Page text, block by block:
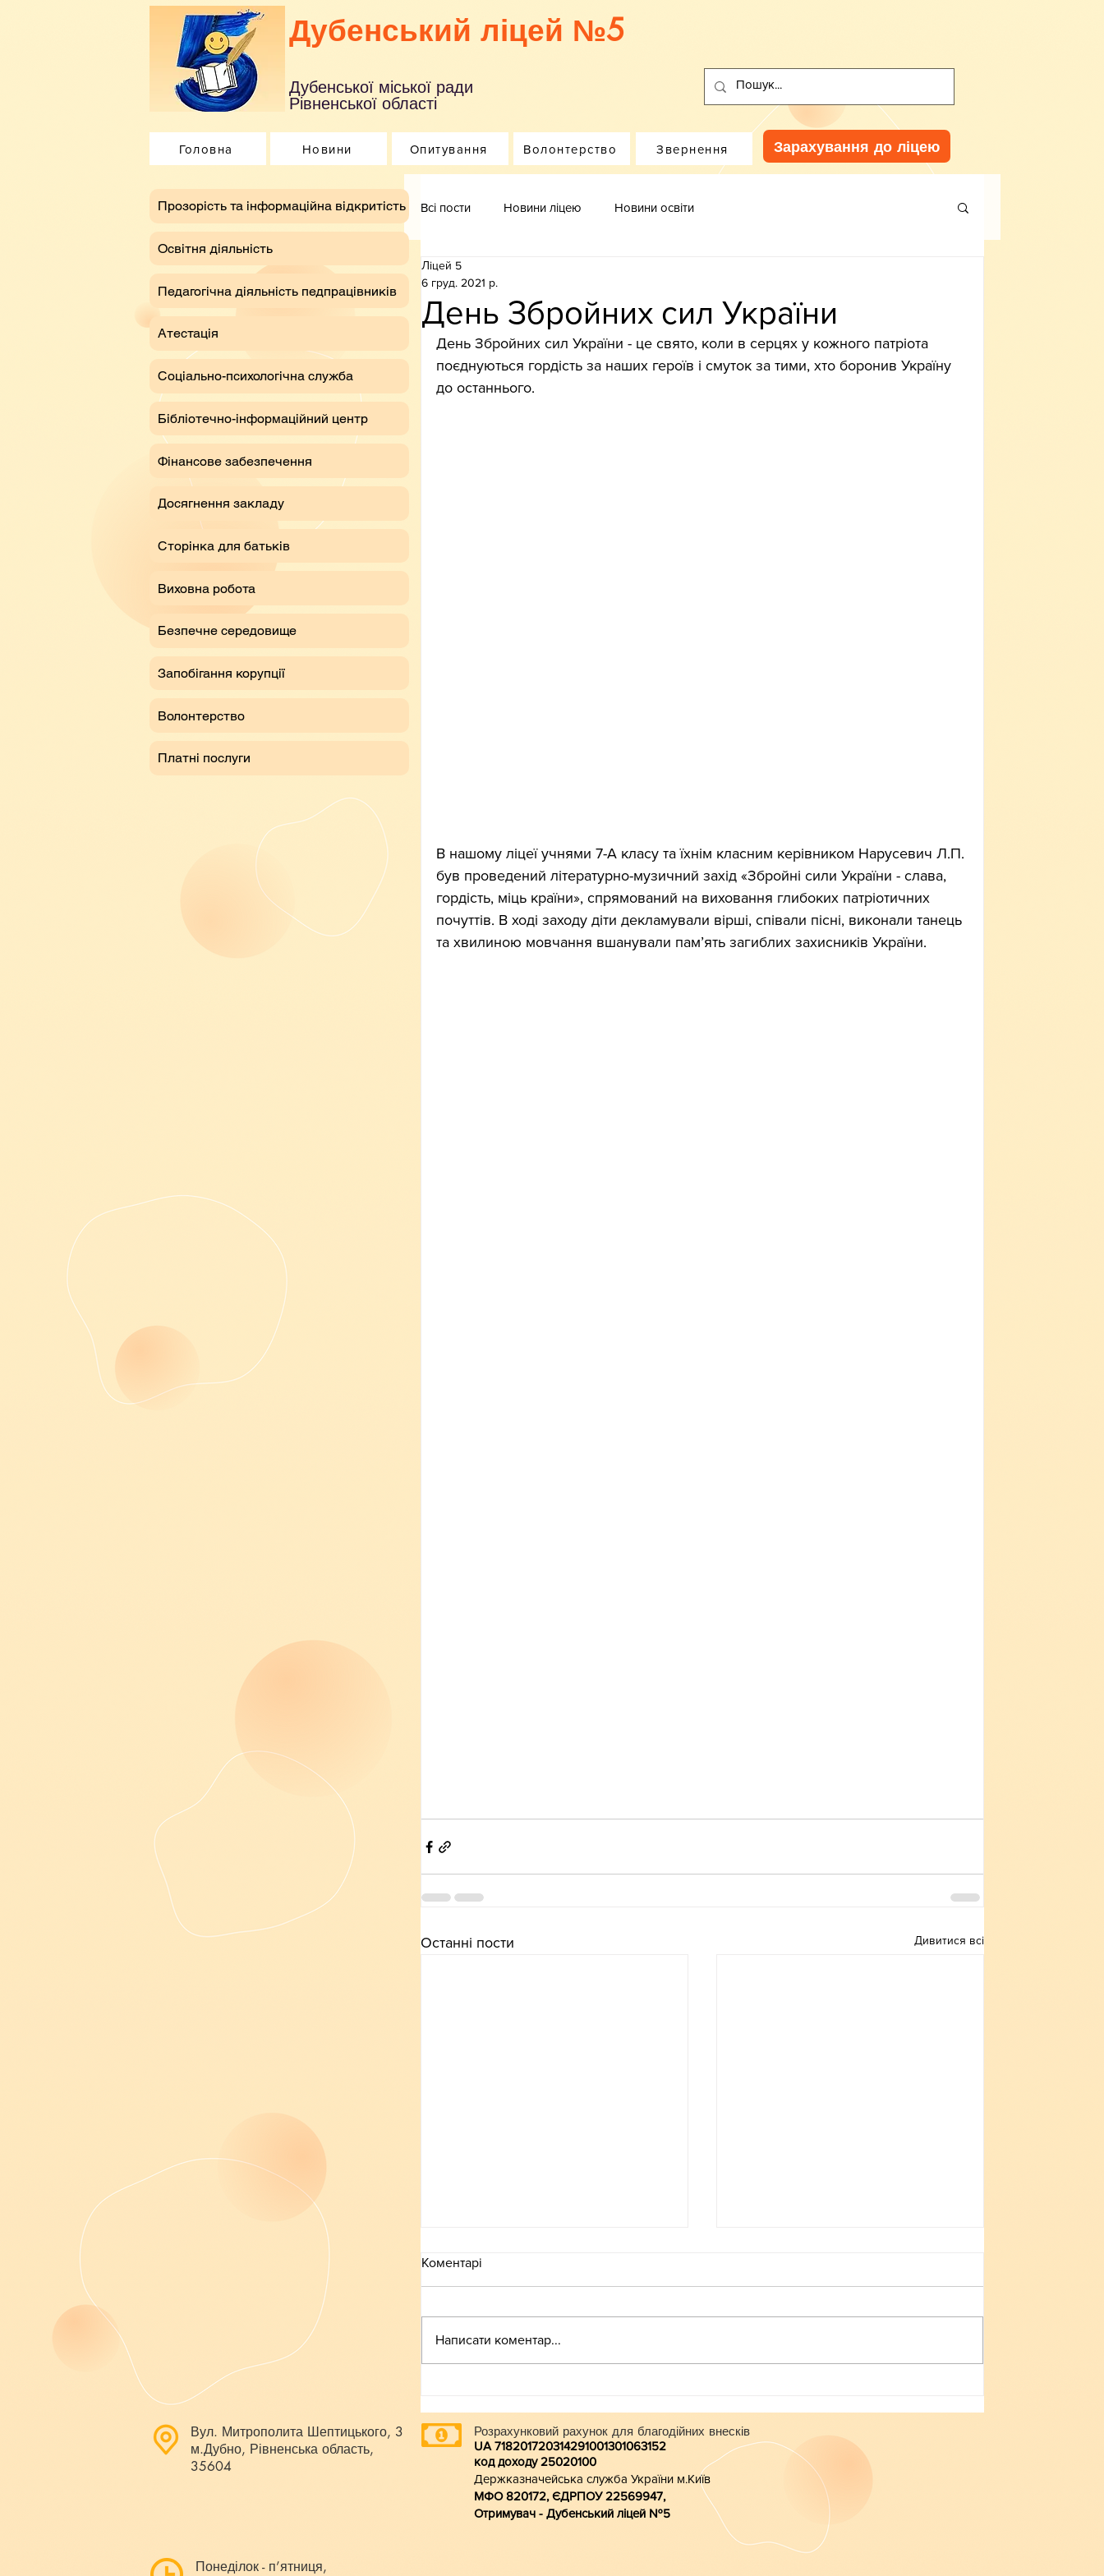
Дубенський ліцей №5
Дубенської міської ради
Рівненської області
Головна Новини Опитування Волонтерство Звернення Зарахування до ліцею
Всі пости Новини ліцею Новини освіти
День Збройних сил України
Ліцей 5
6 груд. 2021 р.
День Збройних сил України - це свято, коли в серцях у кожного патріота
поєднуються гордість за наших героїв і смуток за тими, хто боронив Україну
до останнього.
В нашому ліцеї учнями 7-А класу та їхнім класним керівником Нарусевич Л.П.
був проведений літературно-музичний захід «Збройні сили України - слава,
гордість, міць країни», спрямований на виховання глибоких патріотичних
почуттів. В ході заходу діти декламували вірші, співали пісні, виконали танець
та хвилиною мовчання вшанували пам’ять загиблих захисників України.
Останні пости Дивитися всі
Небезпека зачепінгу
Коментарі
Написати коментар...
​Прозорість та інформаційна відкритість
Освітня діяльність
Педагогічна діяльність педпрацівників
Атестація
Соціально-психологічна служба
Бібліотечно-інформаційний центр
Фінансове забезпечення
Досягнення закладу
Сторінка для батьків
Виховна робота
Безпечне середовище
Запобігання корупції
Волонтерство
Платні послуги
Вул. Митрополита Шептицького, 3
м.Дубно, Рівненська область,
35604
Понеділок - п’ятниця,
Розрахунковий рахунок для благодійних внесків
UA 718201720314291001301063152
код доходу 25020100
Держказначейська служба України м.Київ
МФО 820172, ЄДРПОУ 22569947,
Отримувач - Дубенський ліцей №5